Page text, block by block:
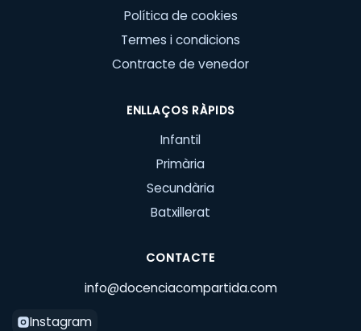
Política de cookies
Termes i condicions
Contracte de venedor
ENLLAÇOS RÀPIDS
Infantil
Primària
Secundària
Batxillerat
CONTACTE
info@docenciacompartida.com
Instagram